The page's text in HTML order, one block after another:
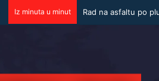
Iz minuta u minut Rad na asfaltu po